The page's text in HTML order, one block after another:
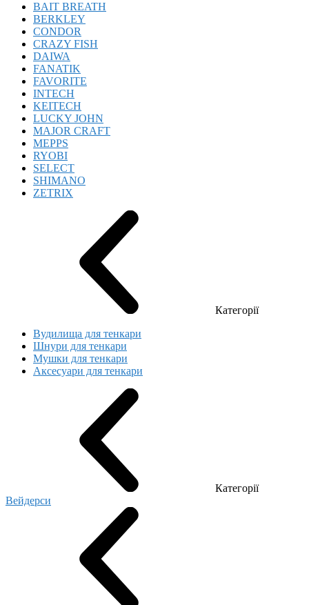
BAIT BREATH
BERKLEY
CONDOR
CRAZY FISH
DAIWA
FANATIK
FAVORITE
INTECH
KEITECH
LUCKY JOHN
MAJOR CRAFT
MEPPS
RYOBI
SELECT
SHIMANO
ZETRIX
Категорії
Вудилища для тенкари
Шнури для тенкари
Мушки для тенкари
Аксесуари для тенкари
Категорії
Вейдерси